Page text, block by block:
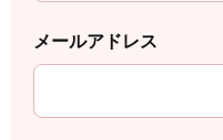
メールアドレス